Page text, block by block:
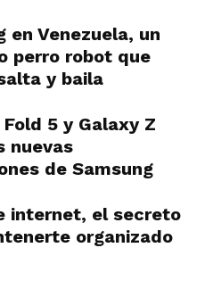
en Venezuela, un
perro robot que
y baila
5 y Galaxy Z
nuevas
de Samsung
internet, el secreto
organizado